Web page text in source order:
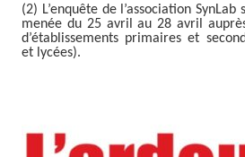
(2) L’enquête de l’association
menée du 25 avril au 28 avril
d’établissements primaires et
et lycées).